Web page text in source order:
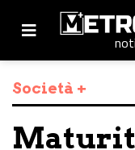
Società +